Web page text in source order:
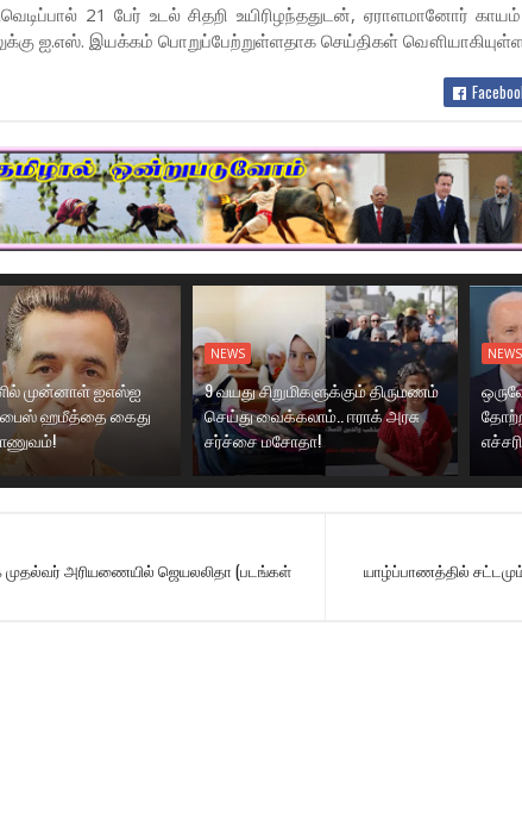
21 பேர் உடல் சிதறி உயிரிழந்ததுடன், ஏராளமானோர்
ஐ.எஸ். இயக்கம் பொறுப்பேற்றுள்ளதாக செய்திகள்
முன்னாள் ஐஎஸ்ஐ
ஹமீத்தை கைது
NEWS
9 வயது சிறுமிகளுக்கும் திருமணம்
செய்து வைக்கலாம்.. ஈராக் அரசு
சர்ச்சை மசோதா!
NEWS
யாழ்ப்பாணத்தில்
முதல்வர் அரியணையில் ஜெயலலிதா (படங்கள்